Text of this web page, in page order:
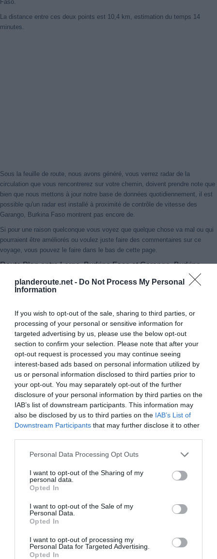
planderoute.net - Do Not Process My Personal
Information
If you wish to opt-out of the sale, sharing to third parties, or
processing of your personal or sensitive information for
targeted advertising by us, please use the below opt-out
section to confirm your selection. Please note that after your
opt-out request is processed you may continue seeing
interest-based ads based on personal information utilized by
us or personal information disclosed to third parties prior to
your opt-out. You may separately opt-out of the further
disclosure of your personal information by third parties on the
IAB’s list of downstream participants. This information may
also be disclosed by us to third parties on the IAB’s List of
Downstream Participants that may further disclose it to other
Personal Data Processing Opt Outs
I want to opt-out of the Sharing of my
personal data.
Opted In
I want to opt-out of the Sale of my
Personal Data.
Opted In
I want to opt-out of processing my
Personal Data for Targeted Advertising.
Opted In
Faso.
La distance entre ces deux points est 10,4 km, estimation du temps 14
minutes.
Sous la feuille de route, nous avons généré, vous verrez radar de la
circulation que vous rencontrerez sur votre chemin, doivent prendre note que
bien que nous mettons à jour notre base de données quotidiennement, il est
possible qu'un radar est installé à proximité de contrôle de vitesse des
Garango, Burkina Faso montrent pas encore de.
Si pour une raison quelconque vous voyez que quelque chose va mal ou qui
pourraient être améliorés ou voulez juste faire des commentaires sur ce
voyage, vous pouvez le faire dans le bas de cette page.
Route Plan entre Lergo, Burkina Faso et Garango, Burkina